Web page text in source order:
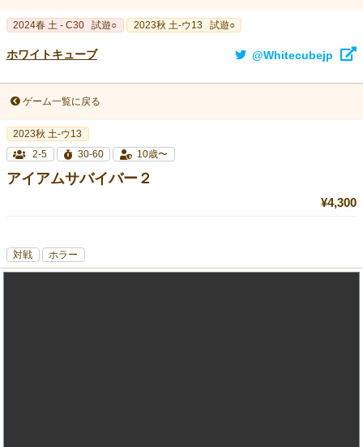
2024春 土 - C30 試遊○ 2023秋 土-ウ13 試遊○
ホワイトキューブ @Whitecubejp
ゲーム一覧に戻る
2023秋 土-ウ13
2-5
30-60 10歳〜
アイアムサバイバー２
¥4,300
対戦 ホラー